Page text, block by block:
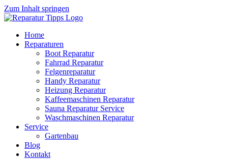
Zum Inhalt springen
Home
Reparaturen
Boot Reparatur
Fahrrad Reparatur
Felgenreparatur
Handy Reparatur
Heizung Reparatur
Kaffeemaschinen Reparatur
Sauna Reparatur Service
Waschmaschinen Reparatur
Service
Gartenbau
Blog
Kontakt